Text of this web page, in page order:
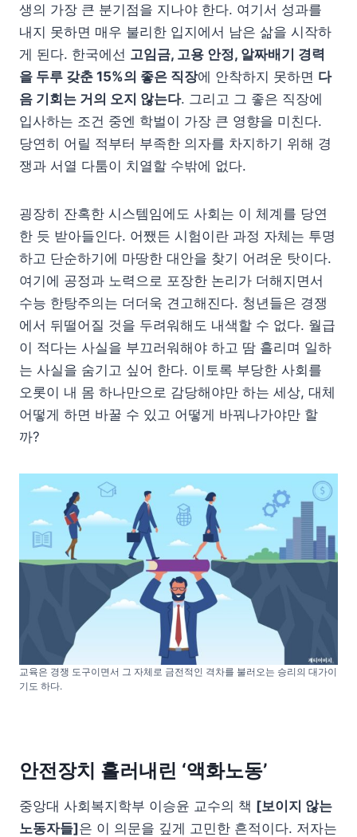
생의 가장 큰 분기점을 지나야 한다. 여기서 성과를
내지 못하면 매우 불리한 입지에서 남은 삶을 시작하
게 된다. 한국에선 고임금, 고용 안정, 알짜배기 경력
을 두루 갖춘 15%의 좋은 직장에 안착하지 못하면 다
음 기회는 거의 오지 않는다. 그리고 그 좋은 직장에
입사하는 조건 중엔 학벌이 가장 큰 영향을 미친다.
당연히 어릴 적부터 부족한 의자를 차지하기 위해 경
쟁과 서열 다툼이 치열할 수밖에 없다.
굉장히 잔혹한 시스템임에도 사회는 이 체계를 당연
한 듯 받아들인다. 어쨌든 시험이란 과정 자체는 투명
하고 단순하기에 마땅한 대안을 찾기 어려운 탓이다.
여기에 공정과 노력으로 포장한 논리가 더해지면서
수능 한탕주의는 더더욱 견고해진다. 청년들은 경쟁
에서 뒤떨어질 것을 두려워해도 내색할 수 없다. 월급
이 적다는 사실을 부끄러워해야 하고 땀 흘리며 일하
는 사실을 숨기고 싶어 한다. 이토록 부당한 사회를
오롯이 내 몸 하나만으로 감당해야만 하는 세상, 대체
어떻게 하면 바꿀 수 있고 어떻게 바꿔나가야만 할
까?
교육은 경쟁 도구이면서 그 자체로 금전적인 격차를 불러오는 승리의 대가이
기도 하다.
안전장치 흘러내린 ‘액화노동’
중앙대 사회복지학부 이승윤 교수의 책 [보이지 않는
노동자들]은 이 의문을 깊게 고민한 흔적이다. 저자는